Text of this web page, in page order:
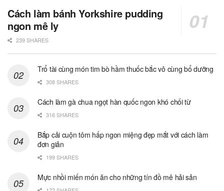
Cách làm bánh Yorkshire pudding
ngon mê ly
239 SHARES
Trổ tài cùng món tim bò hầm thuốc bắc vô cùng bổ dưỡng
308 SHARES
Cách làm gà chua ngọt hàn quốc ngon khó chối từ
316 SHARES
Bắp cải cuộn tôm hấp ngon miệng đẹp mắt với cách làm
đơn giản
199 SHARES
Mực nhồi miến món ăn cho những tín đồ mê hải sản